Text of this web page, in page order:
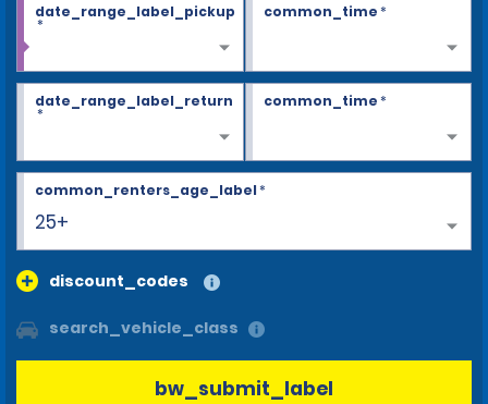
date_range_label_pickup
*
common_time*
date_range_label_return
*
common_time*
25+
common_renters_age_label*
discount_codes
search_vehicle_class
bw_submit_label